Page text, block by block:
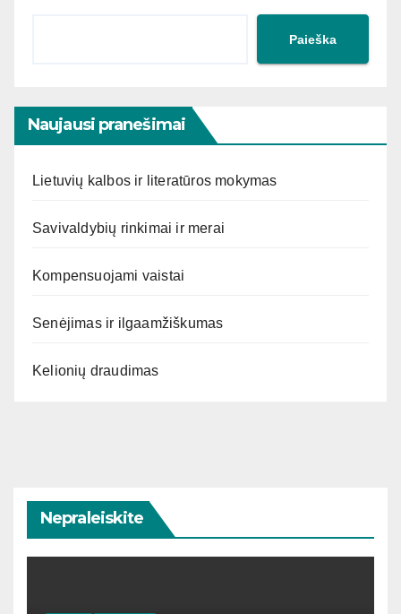
Paieška
Naujausi pranešimai
Lietuvių kalbos ir literatūros mokymas
Savivaldybių rinkimai ir merai
Kompensuojami vaistai
Senėjimas ir ilgaamžiškumas
Kelionių draudimas
Nepraleiskite